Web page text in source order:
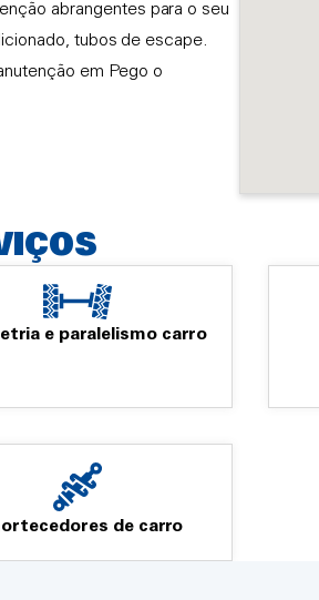
abrangentes para o seu
tubos de escape.
em Pego o
e paralelismo carro
de carro